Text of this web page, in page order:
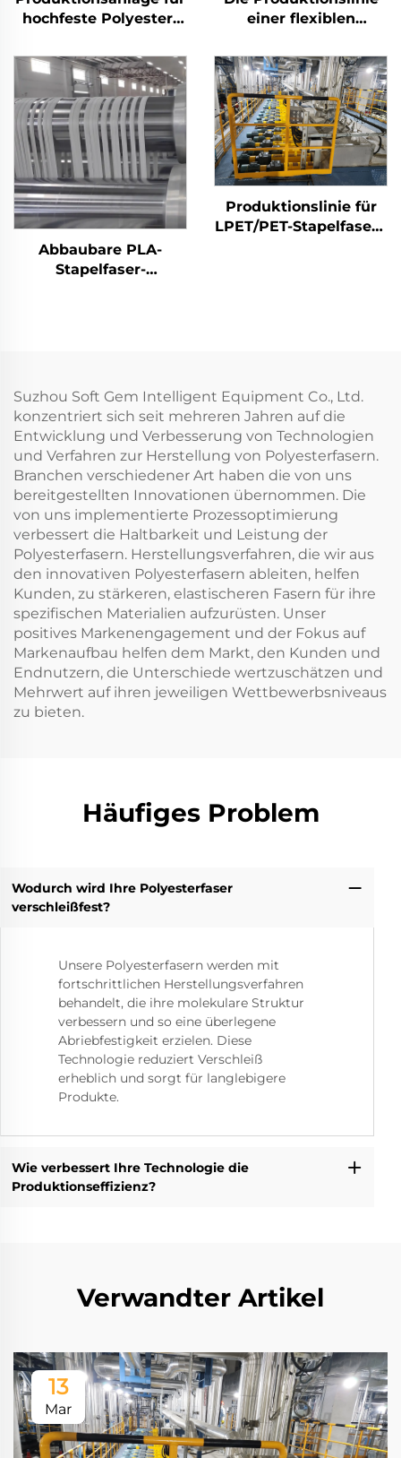
hochfeste Polyester-
Maschine zur
Herstellung von PSF
aus festem Polyester-
Stapelfasergewebe
einer flexiblen
produziert sowohl
Hohl- als auch
Vollfasern
Abbaubare PLA-
Stapelfaser-
Produktionslinie für
LPET/PET-Stapelfasern
Suzhou Soft Gem Intelligent Equipment Co., Ltd.
konzentriert sich seit mehreren Jahren auf die
Entwicklung und Verbesserung von Technologien
und Verfahren zur Herstellung von Polyesterfasern.
Branchen verschiedener Art haben die von uns
bereitgestellten Innovationen übernommen. Die
von uns implementierte Prozessoptimierung
verbessert die Haltbarkeit und Leistung der
Polyesterfasern. Herstellungsverfahren, die wir aus
den innovativen Polyesterfasern ableiten, helfen
Kunden, zu stärkeren, elastischeren Fasern für ihre
spezifischen Materialien aufzurüsten. Unser
positives Markenengagement und der Fokus auf
Markenaufbau helfen dem Markt, den Kunden und
Endnutzern, die Unterschiede wertzuschätzen und
Mehrwert auf ihren jeweiligen Wettbewerbsniveaus
zu bieten.
Häufiges Problem
Wodurch wird Ihre Polyesterfaser
verschleißfest?
Unsere Polyesterfasern werden mit
fortschrittlichen Herstellungsverfahren
behandelt, die ihre molekulare Struktur
verbessern und so eine überlegene
Abriebfestigkeit erzielen. Diese
Technologie reduziert Verschleiß
erheblich und sorgt für langlebigere
Produkte.
Wie verbessert Ihre Technologie die
Produktionseffizienz?
Verwandter Artikel
13
Mar